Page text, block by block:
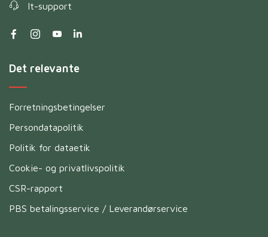
It-support
Det relevante
Forretningsbetingelser
Persondatapolitik
Politik for dataetik
Cookie- og privatlivspolitik
CSR-rapport
PBS betalingsservice / Leverandørservice